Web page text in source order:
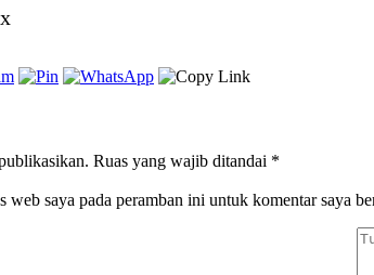
Ruas yang wajib ditandai *
web saya pada peramban ini untuk komentar saya